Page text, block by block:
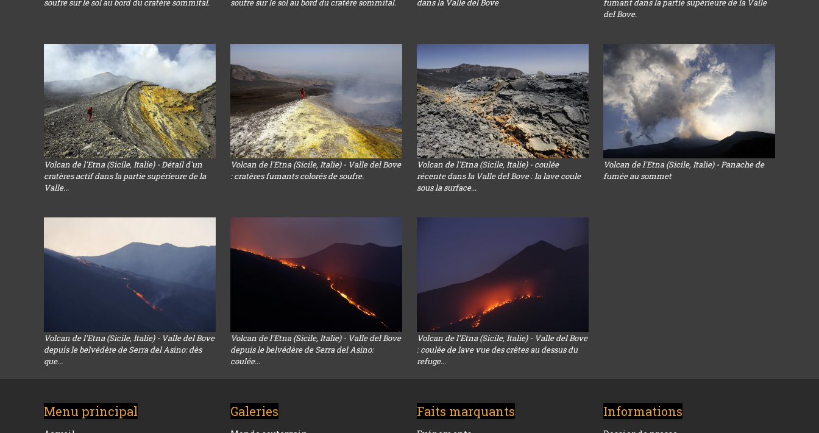
soufre sur le sol au bord du cratère sommital.
soufre sur le sol au bord du cratère sommital.
dans la Valle del Bove
fumant dans la partie supérieure de la Valle
del Bove.
Volcan de l'Etna (Sicile, Italie) - Détail d'un
cratères actif dans la partie supérieure de la
Valle...
Volcan de l'Etna (Sicile, Italie) - Valle del Bove
: cratères fumants colorés de soufre.
Volcan de l'Etna (Sicile, Italie) - coulée
récente dans la Valle del Bove : la lave coule
sous la surface...
Volcan de l'Etna (Sicile, Italie) - Panache de
fumée au sommet
Volcan de l'Etna (Sicile, Italie) - Valle del Bove
depuis le belvédère de Serra del Asino: dès
que...
Volcan de l'Etna (Sicile, Italie) - Valle del Bove
depuis le belvédère de Serra del Asino:
coulée...
Volcan de l'Etna (Sicile, Italie) - Valle del Bove
: coulée de lave vue des crêtes au dessus du
refuge...
Menu principal Galeries Faits marquants Informations